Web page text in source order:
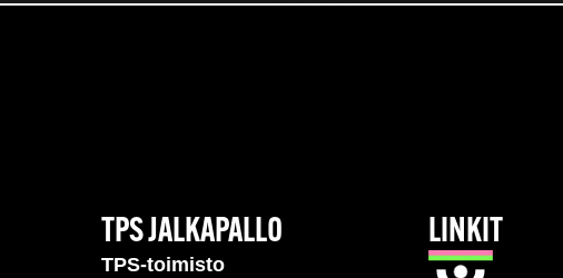
TPS JALKAPALLO
TPS-toimisto
LINKIT